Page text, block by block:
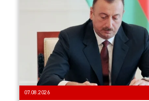
07.08.2026